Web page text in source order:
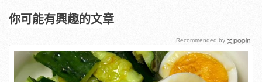
你可能有興趣的文章
Recommended by